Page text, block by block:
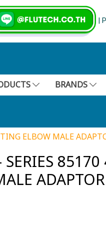
|
BRANDS
ELBOW MALE
SERIES